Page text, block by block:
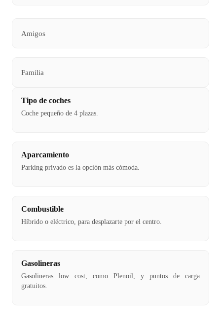
Amigos
Familia
Tipo de coches
Coche pequeño de 4 plazas.
Aparcamiento
Parking privado es la opción más cómoda.
Combustible
Híbrido o eléctrico, para desplazarte por el centro.
Gasolineras
Gasolineras low cost, como Plenoil, y puntos de carga
gratuitos.